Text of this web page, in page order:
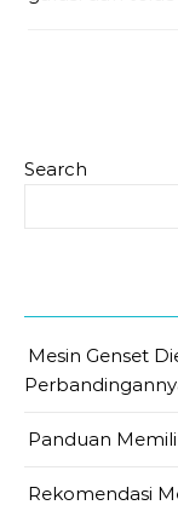
Search
Mesin Genset
Panduan
Rekomendasi